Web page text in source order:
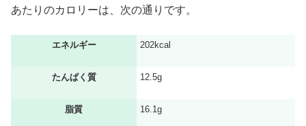
あたりのカロリーは、次の通りです。
エネルギー 202kcal
たんぱく質 12.5g
脂質 16.1g